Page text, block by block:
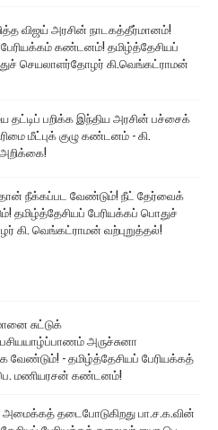
விஜய் அரசின் நாடகத்தீர்மானம்!
பேரியக்கம் கண்டனம்! தமிழ்த்தேசியப்
செயலாளர்தோழர் கி.வெங்கட்ராமன்
தட்டிப் பறிக்க இந்திய அரசின் பச்சைக்
மீட்புக் குழு கண்டனம் - கி.
நீக்கப்பட வேண்டும்! நீட் தேர்வைக்
தமிழ்த்தேசியப் பேரியக்கப் பொதுச்
கி. வெங்கட்ராமன் வற்புறுத்தல்!
சுட்டுக்
அருச்சுனா
வேண்டும்! - தமிழ்த்தேசியப் பேரியக்கத்
மணியரசன் கண்டனம்!
தடைபோடுகிறது பா.ச.க.வின்